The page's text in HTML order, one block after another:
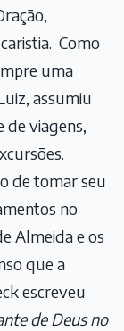
Como
uma
assumiu
de viagens,
de tomar seu
no
Almeida e os
que a
escreveu
de Deus no